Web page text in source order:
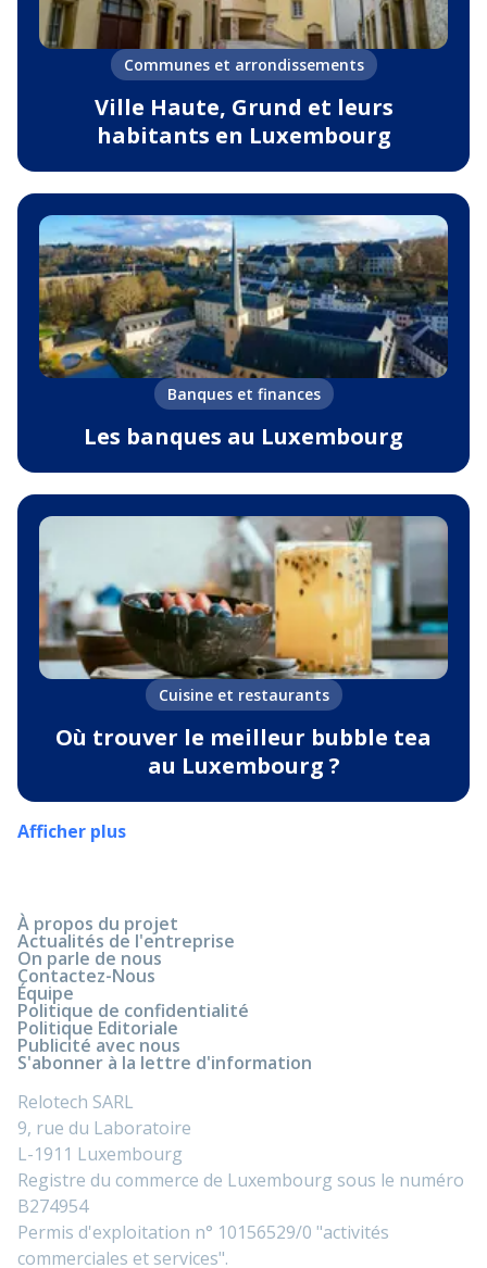
Communes et arrondissements
Ville Haute, Grund et leurs
habitants en Luxembourg
Banques et finances
Les banques au Luxembourg
Cuisine et restaurants
Où trouver le meilleur bubble tea
au Luxembourg ?
Afficher plus
À propos du projet
Actualités de l'entreprise
On parle de nous
Contactez-Nous
Équipe
Politique de confidentialité
Politique Editoriale
Publicité avec nous
S'abonner à la lettre d'information
Relotech SARL
9, rue du Laboratoire
L-1911 Luxembourg
Registre du commerce de Luxembourg sous le numéro
B274954
Permis d'exploitation n° 10156529/0 "activités
commerciales et services".